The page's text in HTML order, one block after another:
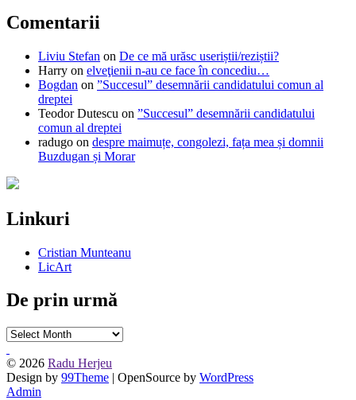
Comentarii
Liviu Stefan on De ce mă urăsc useriștii/reziștii?
Harry on elveţienii n-au ce face în concediu…
Bogdan on ”Succesul” desemnării candidatului comun al
dreptei
Teodor Dutescu on ”Succesul” desemnării candidatului
comun al dreptei
radugo on despre maimuțe, congolezi, fața mea și domnii
Buzdugan și Morar
Linkuri
Cristian Munteanu
LicArt
De prin urmă
De
urmă
© 2026 Radu Herjeu
Design by 99Theme | OpenSource by WordPress
Admin